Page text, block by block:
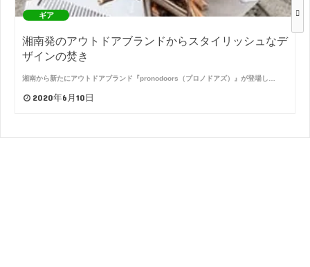
ギア
湘南発のアウトドアブランドからスタイリッシュなデ
ザインの焚き
湘南から新たにアウトドアブランド『pronodoors（プロノドアズ）』が登場し…
2020年6月10日